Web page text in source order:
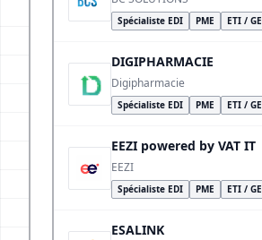
Spécialiste EDI PME ETI / GE
DIGIPHARMACIE
Digipharmacie
Spécialiste EDI PME ETI / GE
EEZI powered by VAT IT
EEZI
Spécialiste EDI PME ETI / GE
ESALINK